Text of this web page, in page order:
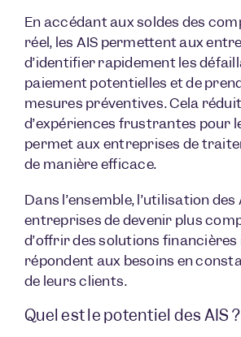
En accédant aux soldes des
réel, les AIS permettent aux
d’identifier rapidement les
paiement potentielles et de
mesures préventives. Cela
d’expériences frustrantes pour
permet aux entreprises de
de manière efficace.
Dans l’ensemble, l’utilisation
entreprises de devenir plus
d’offrir des solutions
répondent aux besoins en
de leurs clients.
Quel est le potentiel des AIS ?